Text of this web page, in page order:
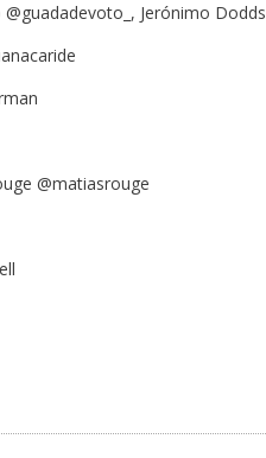
Jerónimo Dodds
@matiasrouge